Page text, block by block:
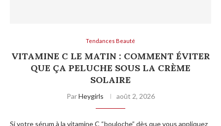
Tendances Beauté
VITAMINE C LE MATIN : COMMENT ÉVITER
QUE ÇA PELUCHE SOUS LA CRÈME
SOLAIRE
ParHeygirls août 2, 2026
Si votre sérum à la vitamine C “bouloche” dès que vous appliquez